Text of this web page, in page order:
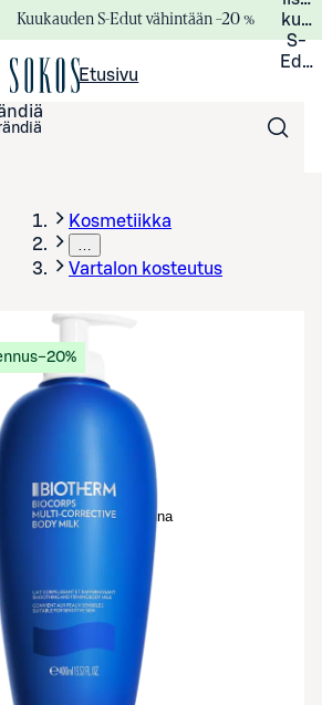
Kuukauden S-Edut vähintään –20 %
S-
Etusivu
Kosmetiikka
…
Vartalon kosteutus
tuotekuva suurennettuna
−20%